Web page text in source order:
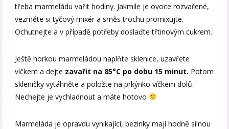
třeba marmeládu vařit hodiny. Jakmile je ovoce rozvařené,
vezměte si tyčový mixér a směs trochu promixujte.
Ochutnejte a v případě potřeby doslaďte třtinovým cukrem.
Ještě horkou marmeládou naplňte sklenice, uzavřete
víčkem a dejte zavařit na 85°C po dobu 15 minut. Potom
skleničky vytáhněte a položte na prkýnko víčkem dolů.
Nechejte je vychladnout a máte hotovo
Marmeláda je opravdu vynikající, bezinky mají hodně silnou